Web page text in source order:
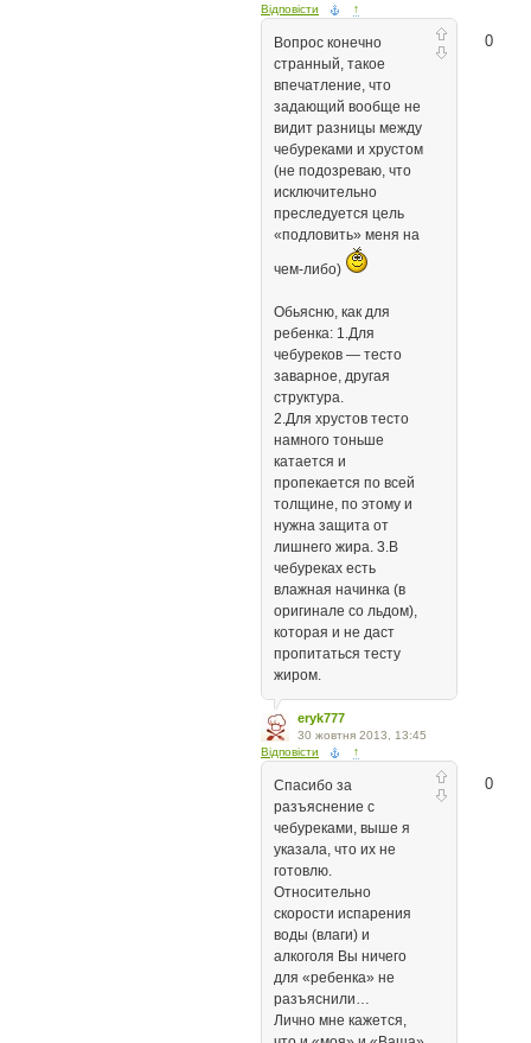
Відповісти
↑
0
Вопрос конечно
странный, такое
впечатление, что
задающий вообще не
видит разницы между
чебуреками и хрустом
(не подозреваю, что
исключительно
преследуется цель
«подловить» меня на
чем-либо)
Обьясню, как для
ребенка: 1.Для
чебуреков — тесто
заварное, другая
структура.
2.Для хрустов тесто
намного тоньше
катается и
пропекается по всей
толщине, по этому и
нужна защита от
лишнего жира. 3.В
чебуреках есть
влажная начинка (в
оригинале со льдом),
которая и не даст
пропитаться тесту
жиром.
eryk777
30 жовтня 2013, 13:45
Відповісти
↑
0
Спасибо за
разъяснение с
чебуреками, выше я
указала, что их не
готовлю.
Относительно
скорости испарения
воды (влаги) и
алкоголя Вы ничего
для «ребенка» не
разъяснили…
Лично мне кажется,